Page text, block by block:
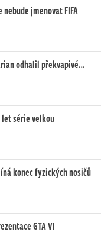
jmenovat FIFA
odhalil překvapivé…
let série velkou
konec fyzických nosičů
GTA VI